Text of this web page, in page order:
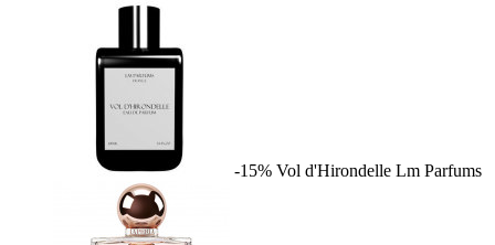
-15% Vol d'Hirondelle Lm Parfums